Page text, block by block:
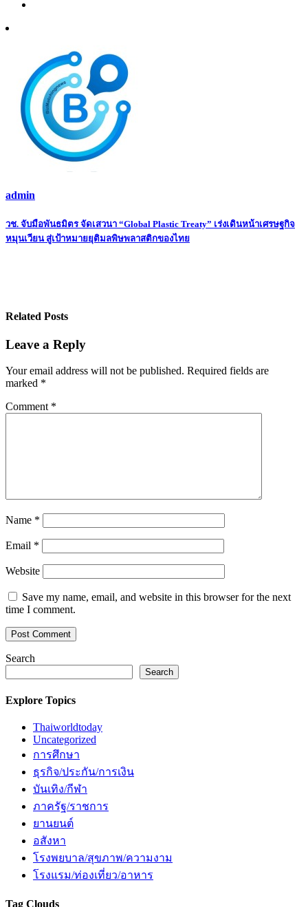
admin
Post
navigation
วช. จับมือพันธมิตร จัดเสวนา “Global Plastic Treaty” เร่งเดินหน้าเศรษฐกิจ
หมุนเวียน สู่เป้าหมายยุติมลพิษพลาสติกของไทย
Related Posts
Leave a Reply
Your email address will not be published. Required fields are
marked *
Comment *
Name *
Email *
Website
Save my name, email, and website in this browser for the next
time I comment.
Search
Search
Explore Topics
Thaiworldtoday
Uncategorized
การศึกษา
ธุรกิจ/ประกัน/การเงิน
บันเทิง/กีฬา
ภาครัฐ/ราชการ
ยานยนต์
อสังหา
โรงพยบาล/สุขภาพ/ความงาม
โรงแรม/ท่องเที่ยว/อาหาร
Tag Clouds